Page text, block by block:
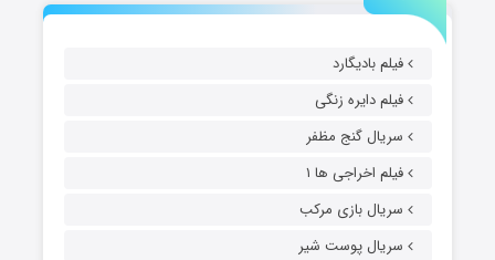
فیلم بادیگارد
فیلم دایره زنگی
سریال گنج مظفر
فیلم اخراجی ها ۱
سریال بازی مرکب
سریال پوست شیر